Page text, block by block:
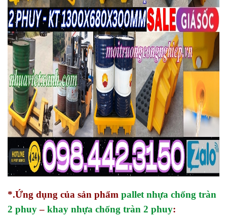
*.Ứng dụng của sản phẩm pallet nhựa chống tràn
2 phuy– khay nhựa chống tràn 2 phuy: